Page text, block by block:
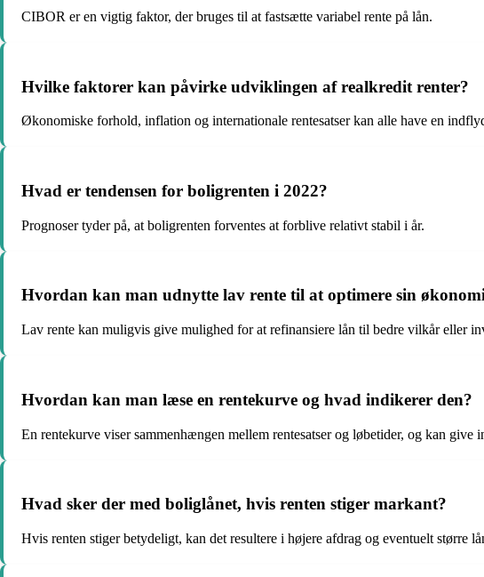
CIBOR er en vigtig faktor, der bruges til at fastsætte variabel rente på lån.
Hvilke faktorer kan påvirke udviklingen af realkredit renter?
Økonomiske forhold, inflation og internationale rentesatser kan alle have en
Hvad er tendensen for boligrenten i 2022?
Prognoser tyder på, at boligrenten forventes at forblive relativt stabil i år.
Hvordan kan man udnytte lav rente til at optimere sin
Lav rente kan muligvis give mulighed for at refinansiere lån til bedre vilkår eller
Hvordan kan man læse en rentekurve og hvad indikerer den?
En rentekurve viser sammenhængen mellem rentesatser og løbetider, og kan
Hvad sker der med boliglånet, hvis renten stiger markant?
Hvis renten stiger betydeligt, kan det resultere i højere afdrag og eventuelt større